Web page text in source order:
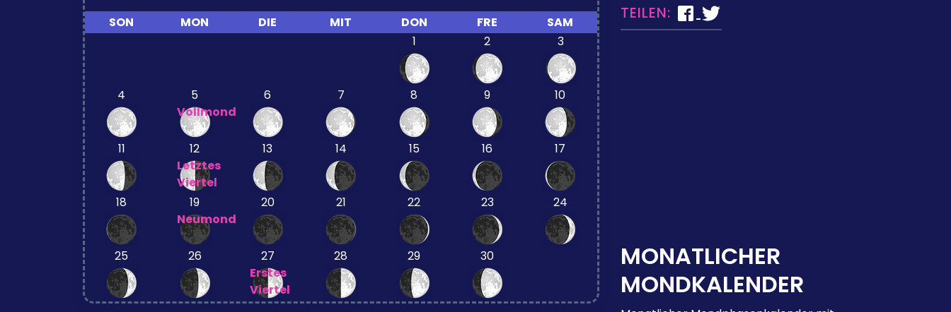
SON MON DIE MIT DON FRE
SAM
1
2 3
4
5
Vollmond
6 7 8 9 10
11
12
Letztes
Viertel
13 14 15 16 17
18
19
Neumond
20 21 22 23 24
25 26
27
Erstes
Viertel
28 29 30
TEILEN:
MONATLICHER
MONDKALENDER